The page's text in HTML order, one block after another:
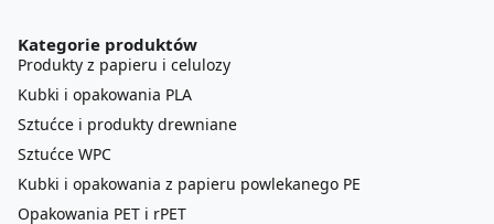
Kategorie produktów
Produkty z papieru i celulozy
Kubki i opakowania PLA
Sztućce i produkty drewniane
Sztućce WPC
Kubki i opakowania z papieru powlekanego PE
Opakowania PET i rPET